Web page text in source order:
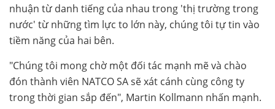
nhuận từ danh tiếng của nhau trong 'thị trường trong
nước' từ những tìm lực to lớn này, chúng tôi tự tin vào
tiềm năng của hai bên.
"Chúng tôi mong chờ một đối tác mạnh mẽ và chào
đón thành viên NATCO SA sẽ xát cánh cùng công ty
trong thời gian sắp đến", Martin Kollmann nhấn mạnh.